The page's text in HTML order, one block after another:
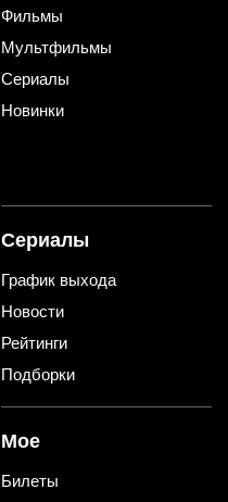
Фильмы
Мультфильмы
Сериалы
Новинки
Сериалы
График выхода
Новости
Рейтинги
Подборки
Мое
Билеты